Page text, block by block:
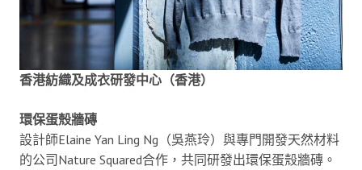
香港紡織及成衣研發中心（香港）
環保蛋殼牆磚
設計師Elaine Yan Ling Ng（吳燕玲）與專門開發天然材料
的公司Nature Squared合作，共同研發出環保蛋殼牆磚。